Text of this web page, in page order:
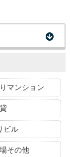
マンション
ビル
その他